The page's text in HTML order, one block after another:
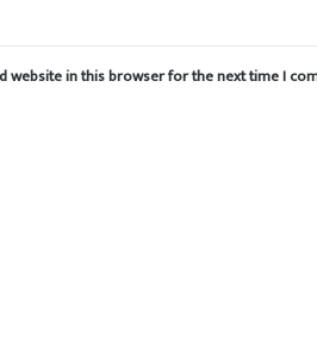
website in this browser for the next time I